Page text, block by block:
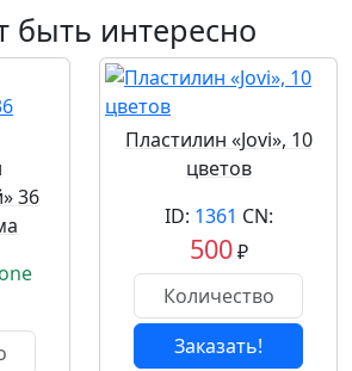
быть интересно
36
Пластилин «Jovi», 10
цветов
ID: 1361 CN:
500₽
Заказать!